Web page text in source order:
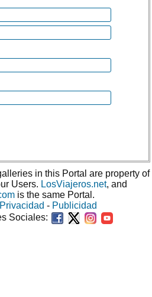
in this Portal are property of
Users. LosViajeros.net, and
is the same Portal.
Privacidad - Publicidad
Sociales: